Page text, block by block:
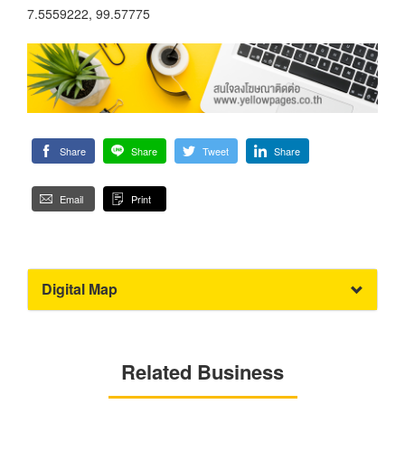
7.5559222, 99.57775
Share Share Tweet Share
Email Print
Digital Map
Related Business